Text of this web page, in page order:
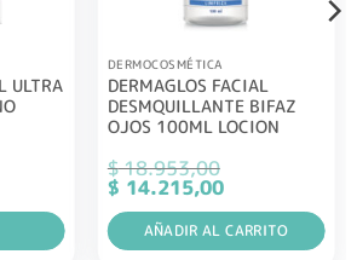
ULTRA
DERMOCOSMÉTICA
DERMAGLOS FACIAL
DESMQUILLANTE BIFAZ
OJOS 100ML LOCION
$18.953,00
El
precio
original
era:
$ 18.953,00.
$ 14.215,00El
precio
actual
es:
$ 14.215,00.
AÑADIR AL CARRITO